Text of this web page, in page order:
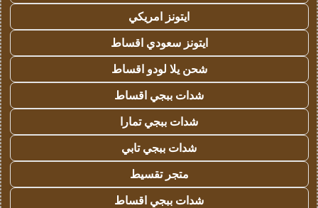
ايتونز امريكي
ايتونز سعودي اقساط
شحن يلا لودو اقساط
شدات ببجي اقساط
شدات ببجي تمارا
شدات ببجي تابي
متجر تقسيط
شدات ببجي اقساط